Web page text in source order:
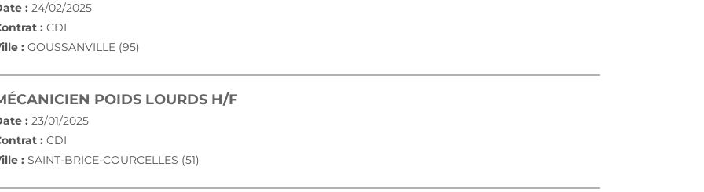
: 24/02/2025
: CDI
: GOUSSANVILLE (95)
POIDS LOURDS H/F(NOUVELLE FENÊTRE)
: 23/01/2025
: CDI
: SAINT-BRICE-COURCELLES (51)